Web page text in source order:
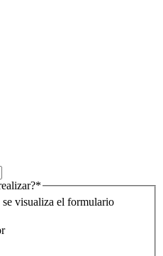
se visualiza el formulario
*